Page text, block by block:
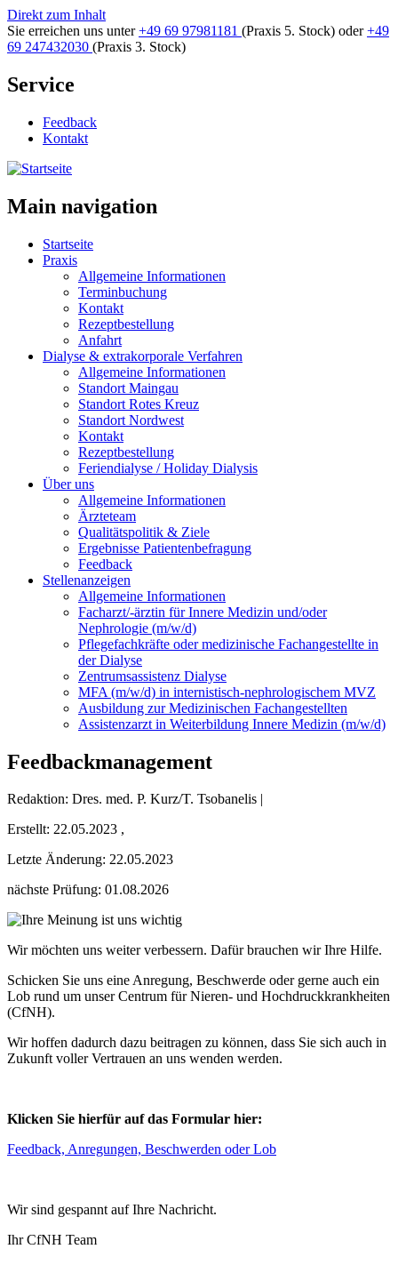
Direkt zum Inhalt
Sie erreichen uns unter+49 69 97981181 (Praxis 5. Stock) oder+49
69 247432030 (Praxis 3. Stock)
Service
Feedback
Kontakt
Main navigation
Startseite
Praxis
Allgemeine Informationen
Terminbuchung
Kontakt
Rezeptbestellung
Anfahrt
Dialyse & extrakorporale Verfahren
Allgemeine Informationen
Standort Maingau
Standort Rotes Kreuz
Standort Nordwest
Kontakt
Rezeptbestellung
Feriendialyse / Holiday Dialysis
Über uns
Allgemeine Informationen
Ärzteteam
Qualitätspolitik & Ziele
Ergebnisse Patientenbefragung
Feedback
Stellenanzeigen
Allgemeine Informationen
Facharzt/-ärztin für Innere Medizin und/oder
Nephrologie (m/w/d)
Pflegefachkräfte oder medizinische Fachangestellte in
der Dialyse
Zentrumsassistenz Dialyse
MFA (m/w/d) in internistisch-nephrologischem MVZ
Ausbildung zur Medizinischen Fachangestellten
Assistenzarzt in Weiterbildung Innere Medizin (m/w/d)
Feedbackmanagement
Redaktion: Dres. med. P. Kurz/T. Tsobanelis |
Erstellt: 22.05.2023 ,
Letzte Änderung: 22.05.2023
nächste Prüfung: 01.08.2026
Wir möchten uns weiter verbessern. Dafür brauchen wir Ihre Hilfe.
Schicken Sie uns eine Anregung, Beschwerde oder gerne auch ein
Lob rund um unser Centrum für Nieren- und Hochdruckkrankheiten
(CfNH).
Wir hoffen dadurch dazu beitragen zu können, dass Sie sich auch in
Zukunft voller Vertrauen an uns wenden werden.
Klicken Sie hierfür auf das Formular hier:
Feedback, Anregungen, Beschwerden oder Lob
Wir sind gespannt auf Ihre Nachricht.
Ihr CfNH Team